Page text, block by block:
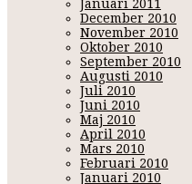
Januari 2011
December 2010
November 2010
Oktober 2010
September 2010
Augusti 2010
Juli 2010
Juni 2010
Maj 2010
April 2010
Mars 2010
Februari 2010
Januari 2010